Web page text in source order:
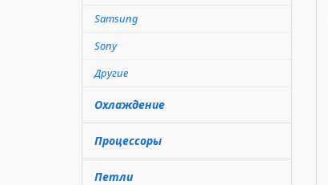
Samsung
Sony
Другие
Охлаждение
Процессоры
Петли